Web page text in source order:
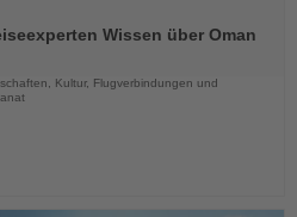
Wissen über Oman
Kultur, Flugverbindungen und